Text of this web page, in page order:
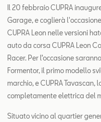
Il 20 febbraio CUPRA
Garage, e coglierà
CUPRA Leon nelle versioni
auto da corsa CUPRA Leon
Racer. Per l’occasione
Formentor, il primo modello
marchio, e CUPRA Tavascan,
completamente elettrica del
Situato vicino al quartier